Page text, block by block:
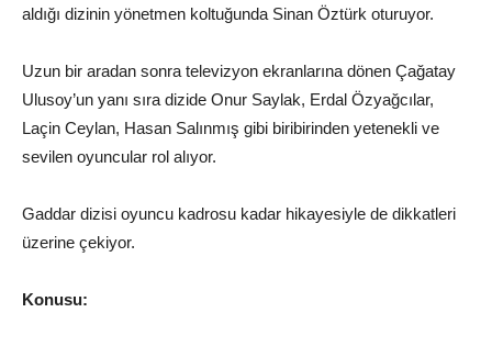
aldığı dizinin yönetmen koltuğunda Sinan Öztürk oturuyor.
Uzun bir aradan sonra televizyon ekranlarına dönen Çağatay
Ulusoy’un yanı sıra dizide Onur Saylak, Erdal Özyağcılar,
Laçin Ceylan, Hasan Salınmış gibi biribirinden yetenekli ve
sevilen oyuncular rol alıyor.
Gaddar dizisi oyuncu kadrosu kadar hikayesiyle de dikkatleri
üzerine çekiyor.
Konusu: